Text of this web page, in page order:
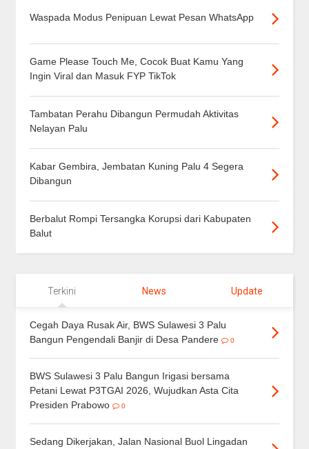
Waspada Modus Penipuan Lewat Pesan WhatsApp
Game Please Touch Me, Cocok Buat Kamu Yang
Ingin Viral dan Masuk FYP TikTok
Tambatan Perahu Dibangun Permudah Aktivitas
Nelayan Palu
Kabar Gembira, Jembatan Kuning Palu 4 Segera
Dibangun
Berbalut Rompi Tersangka Korupsi dari Kabupaten
Balut
Terkini News Update
Cegah Daya Rusak Air, BWS Sulawesi 3 Palu
Bangun Pengendali Banjir di Desa Pandere
0
BWS Sulawesi 3 Palu Bangun Irigasi bersama
Petani Lewat P3TGAI 2026, Wujudkan Asta Cita
Presiden Prabowo
0
Sedang Dikerjakan, Jalan Nasional Buol Lingadan